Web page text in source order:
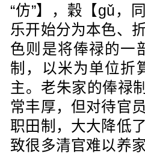
“仿”】，穀【gǔ，
乐开始分为本色、
色则是将俸禄的一
制，以米为单位折
主。老朱家的俸禄
常丰厚，但对待官
职田制，大大降低
致很多清官难以养